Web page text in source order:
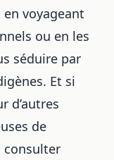
en voyageant
ou en les
séduire par
Et si
d’autres
de
consulter